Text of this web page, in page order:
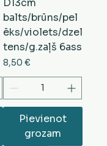
D13cm
balts/brūns/pel
ēks/violets/dzel
tens/g.zaļš 6ass
Cena
8,50 €
Pievienot
grozam